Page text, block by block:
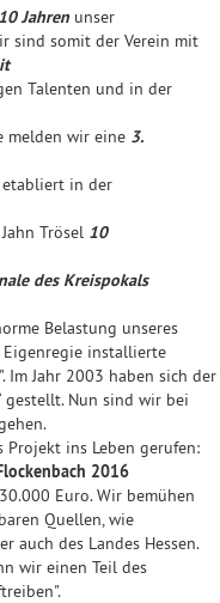
10 Jahren unser
sind somit der Verein mit
Talenten und in der
melden wir eine 3.
in der
Trösel 10
des Kreispokals
Belastung unseres
installierte
Im Jahr 2003 haben sich der
gestellt. Nun sind wir bei
Projekt ins Leben gerufen:
2016
Euro. Wir bemühen
Quellen, wie
auch des Landes Hessen.
wir einen Teil des